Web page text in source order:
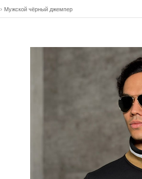
Аксессуары Безрукавки
Аксессуары Джинсы, штаны и шорты
› Мужской чёрный джемпер